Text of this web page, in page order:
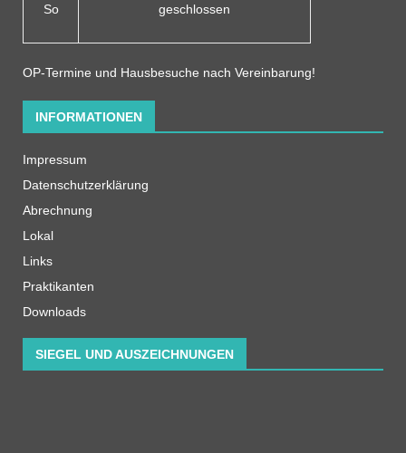
So geschlossen
OP-Termine und Hausbesuche nach Vereinbarung!
INFORMATIONEN
Impressum
Datenschutzerklärung
Abrechnung
Lokal
Links
Praktikanten
Downloads
SIEGEL UND AUSZEICHNUNGEN